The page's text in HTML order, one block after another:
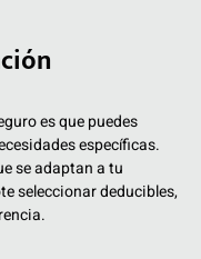
es que puedes
específicas.
se adaptan a tu
seleccionar deducibles,